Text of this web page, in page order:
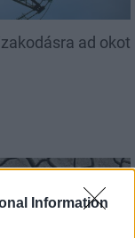
Information
ad okot